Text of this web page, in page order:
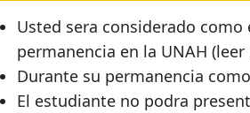
Usted sera considerado
permanencia en la UNAH
Durante su permanencia
El estudiante no podra